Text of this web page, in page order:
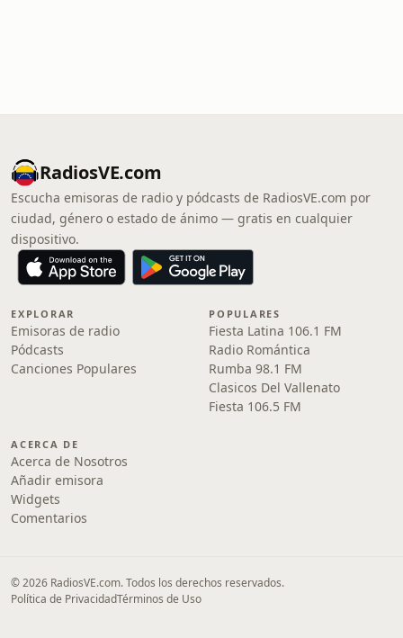
RadiosVE.com
Escucha emisoras de radio y pódcasts de RadiosVE.com por
ciudad, género o estado de ánimo — gratis en cualquier
dispositivo.
EXPLORAR
Emisoras de radio
Pódcasts
Canciones Populares
POPULARES
Fiesta Latina 106.1 FM
Radio Romántica
Rumba 98.1 FM
Clasicos Del Vallenato
Fiesta 106.5 FM
ACERCA DE
Acerca de Nosotros
Añadir emisora
Widgets
Comentarios
© 2026 RadiosVE.com. Todos los derechos reservados.
Política de PrivacidadTérminos de Uso